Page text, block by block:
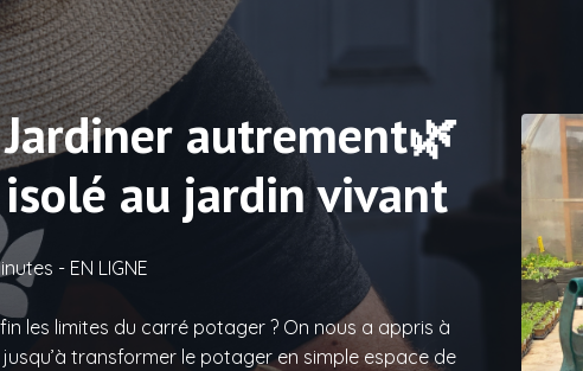
autrement🌿
au jardin vivant
- EN LIGNE
les limites du carré potager ? On nous a appris à
transformer le potager en simple espace de